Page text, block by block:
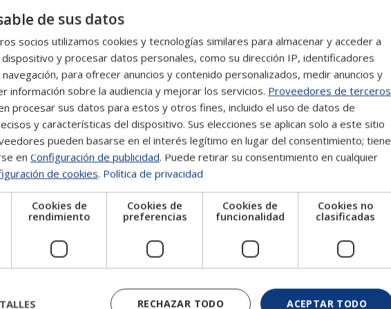
otras muestras biológicas.
el aprendizaje de la reacción en cadena de
alumnos aprenden cómo interpretar los resultados
cuantitativo.
de secuenciación de primera, segunda y tercera
bioinformáticas para interpretar datos
. La formación incluye técnicas utilizadas en genética
y cromosoma Y. También se enseñan
de restos humanos y estudios de filiación.
y experiencia en el sector suelen desarrollar sus
de sus datos
socios utilizamos cookies y tecnologías similares para almacenar y acceder a
dispositivo y procesar datos personales, como su dirección IP, identificadores
para ofrecer anuncios y contenido personalizados, medir anuncios y
información sobre la audiencia y mejorar los servicios. Proveedores de terceros
procesar sus datos para estos y otros fines, incluido el uso de datos de
y características del dispositivo. Sus elecciones se aplican solo a este sitio
pueden basarse en el interés legítimo en lugar del consentimiento; tiene
en Configuración de publicidad. Puede retirar su consentimiento en cualquier
de cookies. Política de privacidad
Cookies de
rendimiento
Cookies de
preferencias
Cookies de
funcionalidad
Cookies no
clasificadas
ACEPTAR TODO
RECHAZAR TODO